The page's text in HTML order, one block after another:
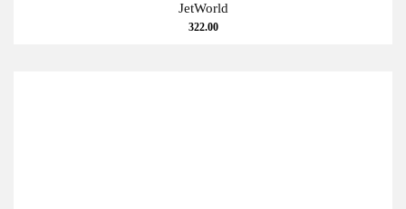
JetWorld
322.00